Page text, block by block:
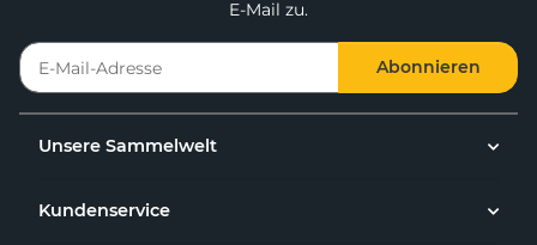
E-Mail zu.
Abonnieren
Unsere Sammelwelt
Kundenservice